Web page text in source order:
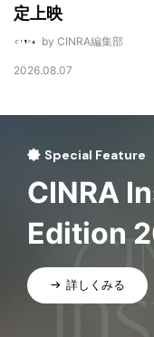
定上映
by CINRA編集部
2026.08.07
Special Feature
CINRA
Edition
詳しくみる